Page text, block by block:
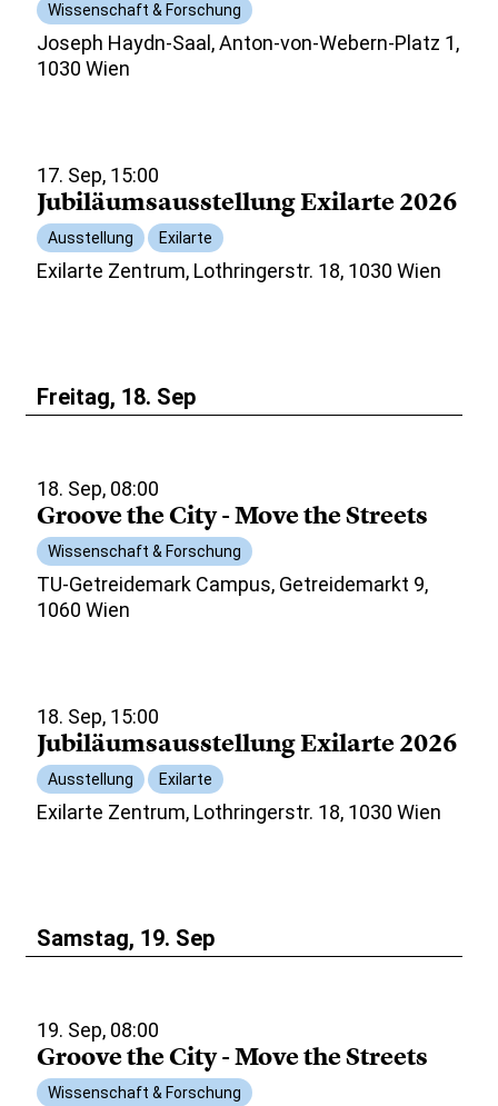
Wissenschaft & Forschung
Joseph Haydn-Saal, Anton-von-Webern-Platz 1,
1030 Wien
17. Sep, 15:00
Jubiläumsausstellung Exilarte 2026
Ausstellung Exilarte
Exilarte Zentrum, Lothringerstr. 18, 1030 Wien
Freitag, 18. Sep
18. Sep, 08:00
Groove the City - Move the Streets
Wissenschaft & Forschung
TU-Getreidemark Campus, Getreidemarkt 9,
1060 Wien
18. Sep, 15:00
Jubiläumsausstellung Exilarte 2026
Ausstellung Exilarte
Exilarte Zentrum, Lothringerstr. 18, 1030 Wien
Samstag, 19. Sep
19. Sep, 08:00
Groove the City - Move the Streets
Wissenschaft & Forschung